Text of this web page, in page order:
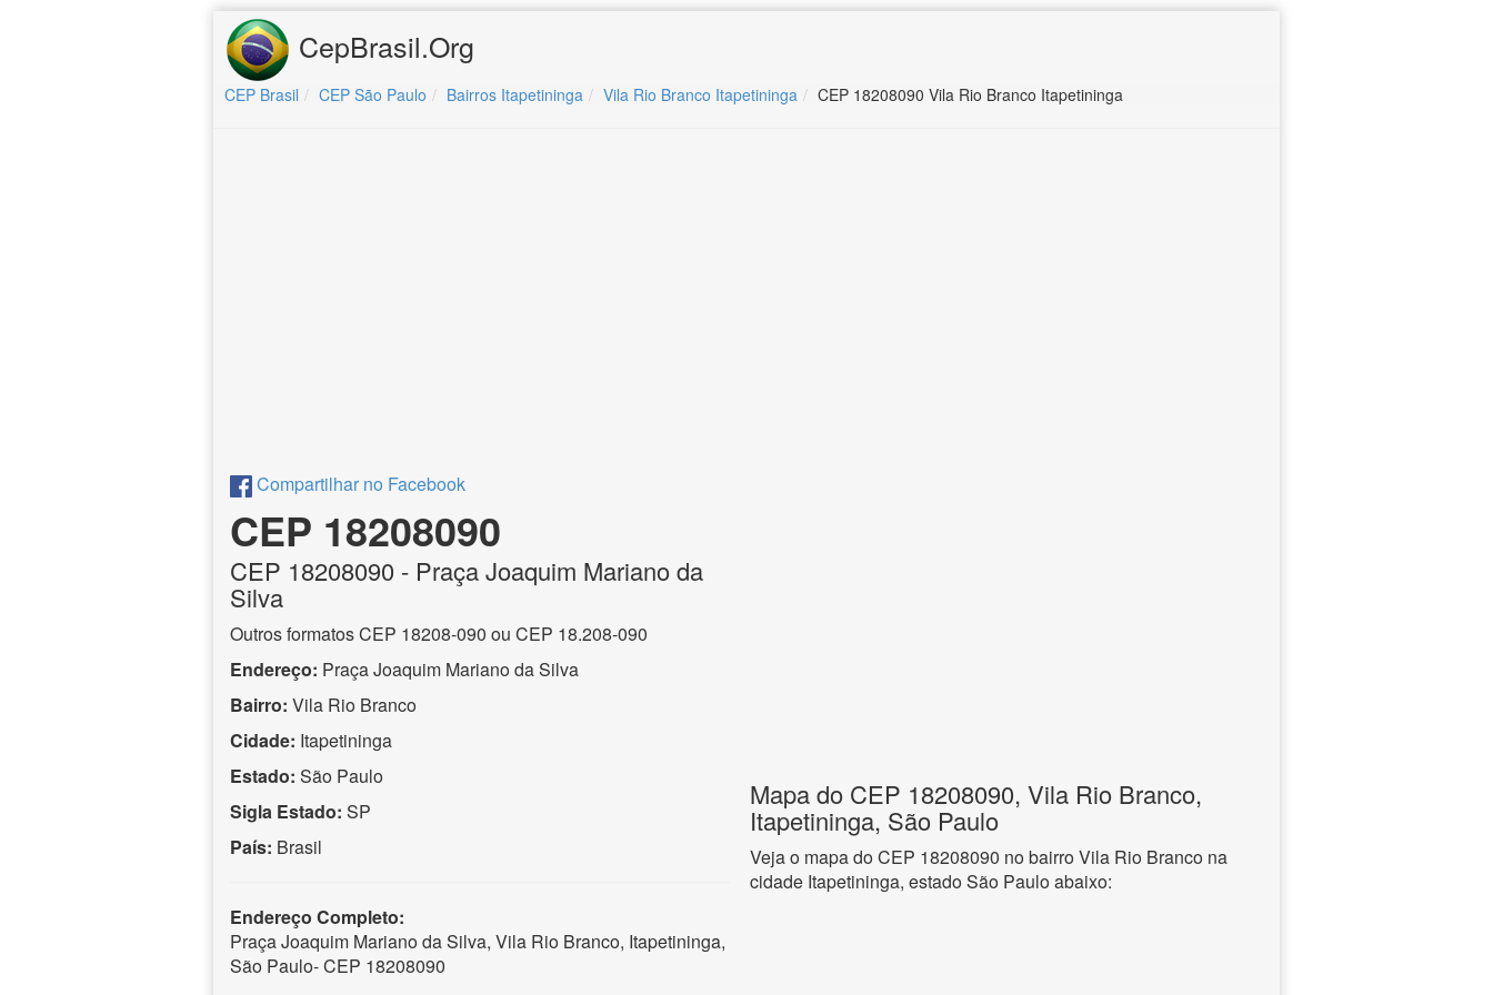
CepBrasil.Org
CEP Brasil CEP São Paulo Bairros Itapetininga Vila Rio Branco Itapetininga CEP 18208090 Vila Rio Branco Itapetininga
Compartilhar no Facebook
CEP 18208090
CEP 18208090 - Praça Joaquim Mariano da
Silva
Outros formatos CEP 18208-090 ou CEP 18.208-090
Endereço: Praça Joaquim Mariano da Silva
Bairro: Vila Rio Branco
Cidade: Itapetininga
Estado: São Paulo
Sigla Estado: SP
País: Brasil
Endereço Completo:
Praça Joaquim Mariano da Silva, Vila Rio Branco, Itapetininga,
São Paulo- CEP 18208090
Mapa do CEP 18208090, Vila Rio Branco,
Itapetininga, São Paulo
Veja o mapa do CEP 18208090 no bairro Vila Rio Branco na
cidade Itapetininga, estado São Paulo abaixo: